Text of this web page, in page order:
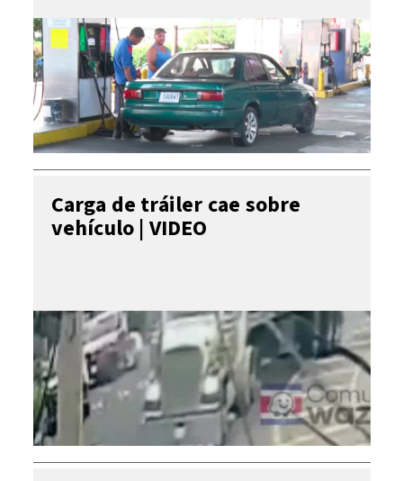
Carga de tráiler cae sobre
vehículo | VIDEO